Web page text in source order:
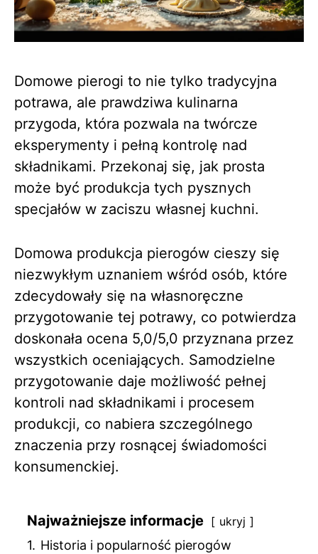
Domowe pierogi to nie tylko tradycyjna
potrawa, ale prawdziwa kulinarna
przygoda, która pozwala na twórcze
eksperymenty i pełną kontrolę nad
składnikami. Przekonaj się, jak prosta
może być produkcja tych pysznych
specjałów w zaciszu własnej kuchni.
Domowa produkcja pierogów cieszy się
niezwykłym uznaniem wśród osób, które
zdecydowały się na własnoręczne
przygotowanie tej potrawy, co potwierdza
doskonała ocena 5,0/5,0 przyznana przez
wszystkich oceniających. Samodzielne
przygotowanie daje możliwość pełnej
kontroli nad składnikami i procesem
produkcji, co nabiera szczególnego
znaczenia przy rosnącej świadomości
konsumenckiej.
Najważniejsze informacje ukryj
1. Historia i popularność pierogów